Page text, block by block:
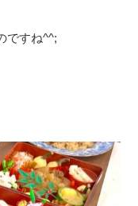
ですね^^;